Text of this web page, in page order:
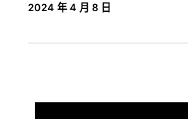
2024 年 4 月 8 日